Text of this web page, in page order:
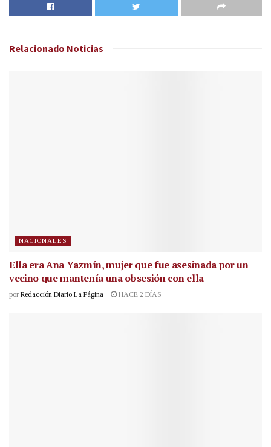
Relacionado Noticias
NACIONALES
Ella era Ana Yazmín, mujer que fue asesinada por un
vecino que mantenía una obsesión con ella
por Redacción Diario La Página HACE 2 DÍAS